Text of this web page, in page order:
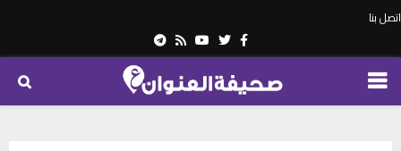
اتصل بنا
Facebook
Twitter
Youtube
Rss
Telegram
PRIMARY